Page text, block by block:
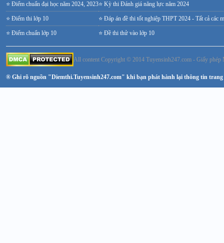
⭐ Điểm chuẩn đại học năm 2024, 2023
⭐ Điểm thi lớp 10
⭐ Điểm chuẩn lớp 10
⭐ Kỳ thi Đánh giá năng lực năm 2024
⭐ Đáp án đề thi tốt nghiệp THPT 2024 - Tất cả các
⭐ Đề thi thử vào lớp 10
All content Copyright © 2014 Tuyensinh247.com - Giấy
® Ghi rõ nguồn "Diemthi.Tuyensinh247.com" khi bạn phát hành lại thông tin trang